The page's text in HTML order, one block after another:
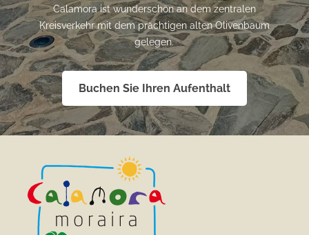
Calamora ist wunderschön an dem zentralen
Kreisverkehr mit dem prächtigen alten Olivenbaum
gelegen.
Buchen Sie Ihren Aufenthalt